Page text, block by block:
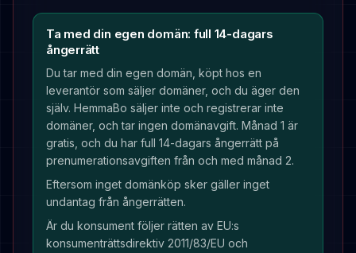
Ta med din egen domän: full 14-dagars
ångerrätt
Du tar med din egen domän, köpt hos en
leverantör som säljer domäner, och du äger den
själv. HemmaBo säljer inte och registrerar inte
domäner, och tar ingen domänavgift. Månad 1 är
gratis, och du har full 14-dagars ångerrätt på
prenumerationsavgiften från och med månad 2.
Eftersom inget domänköp sker gäller inget
undantag från ångerrätten.
Är du konsument följer rätten av EU:s
konsumenträttsdirektiv 2011/83/EU och